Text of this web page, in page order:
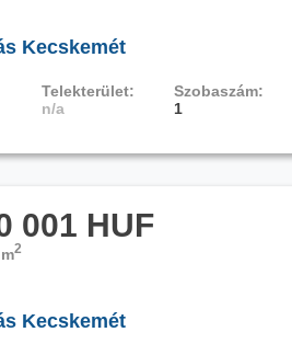
Kecskemét
Telekterület:
n/a
Szobaszám:
1
001 HUF
2
Kecskemét